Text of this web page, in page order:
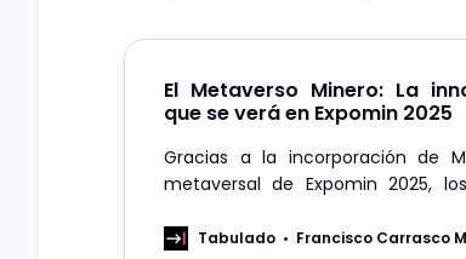
El Metaverso Minero: La
que se verá en Expomin 2025
Gracias a la incorporación de
metaversal de Expomin 2025,
inmersiva aplicadas a la minería.
Tabulado Francisco Carrasco